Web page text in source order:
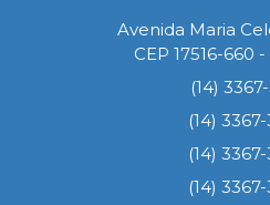
Avenida Maria
CEP 17516-660
(14)
(14)
(14)
(14)